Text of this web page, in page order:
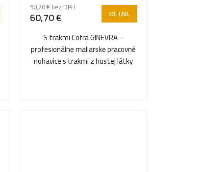
50,20 € bez DPH
60,70 € DETAIL
S trakmi Cofra GINEVRA –
profesionálne maliarske pracovné
nohavice s trakmi z hustej látky